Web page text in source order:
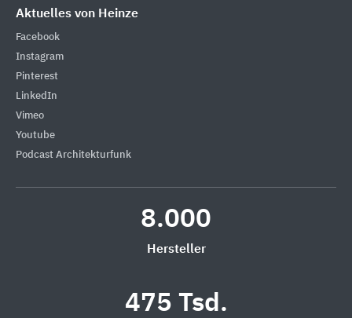
Aktuelles von Heinze
Facebook
Instagram
Pinterest
LinkedIn
Vimeo
Youtube
Podcast Architekturfunk
8.000
Hersteller
475 Tsd.